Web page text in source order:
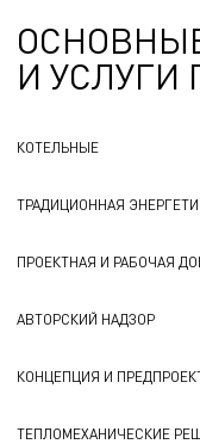
И УСЛУГИ
КОТЕЛЬНЫЕ
ТРАДИЦИОННАЯ
ПРОЕКТНАЯ И РАБОЧАЯ
АВТОРСКИЙ НАДЗОР
КОНЦЕПЦИЯ И
ТЕПЛОМЕХАНИЧЕСКИЕ